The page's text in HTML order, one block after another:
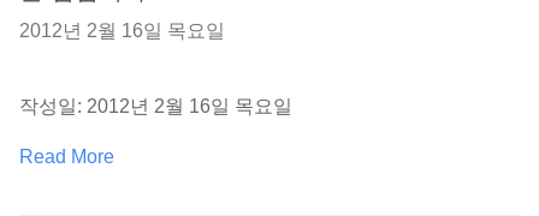
2012년 2월 16일 목요일
작성일: 2012년 2월 16일 목요일
Read More